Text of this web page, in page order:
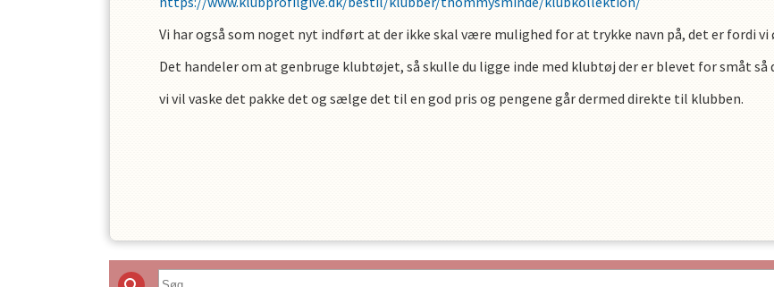
Vi har også som noget nyt indført at der ikke skal være mulighed for at trykke navn på, det er fordi
Det handeler om at genbruge klubtøjet, så skulle du ligge inde med klubtøj der er blevet for småt
vi vil vaske det pakke det og sælge det til en god pris og pengene går dermed direkte til klubben.